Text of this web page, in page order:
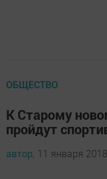
ОБЩЕСТВО
К Старому
пройдут
автор, 11 января